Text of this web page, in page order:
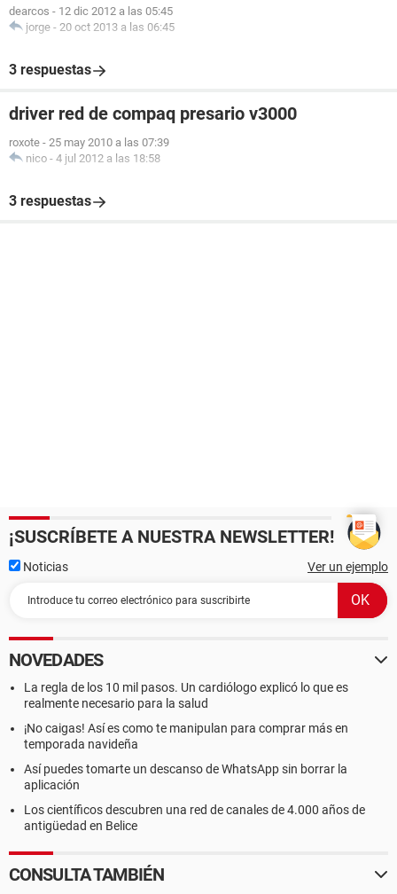
dearcos - 12 dic 2012 a las 05:45
jorge - 20 oct 2013 a las 06:45
3 respuestas
driver red de compaq presario v3000
roxote - 25 may 2010 a las 07:39
nico - 4 jul 2012 a las 18:58
3 respuestas
¡SUSCRÍBETE A NUESTRA NEWSLETTER!
Noticias Ver un ejemplo
NOVEDADES
La regla de los 10 mil pasos. Un cardiólogo explicó lo que es
realmente necesario para la salud
¡No caigas! Así es como te manipulan para comprar más en
temporada navideña
Así puedes tomarte un descanso de WhatsApp sin borrar la
aplicación
Los científicos descubren una red de canales de 4.000 años de
antigüedad en Belice
CONSULTA TAMBIÉN